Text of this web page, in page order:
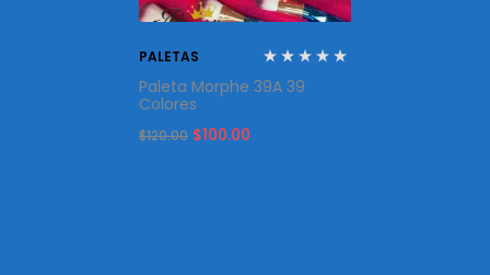
PALETAS
Paleta Morphe 39A 39
Colores
$120.00 Original
price
$100.00